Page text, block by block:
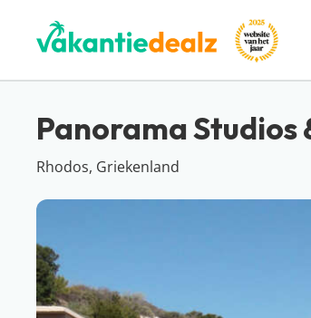
Panorama
Rhodos, Griekenland